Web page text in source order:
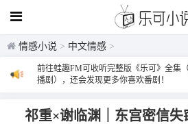
情感小说 > 中文情感 >
前往蛙趣FM可收听完整版《乐可》全集
播剧），还会发现更多你喜欢番剧！
祁重×谢临渊｜东宫密信失